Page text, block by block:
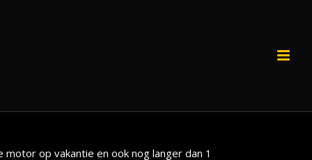
op vakantie en ook nog langer dan 1